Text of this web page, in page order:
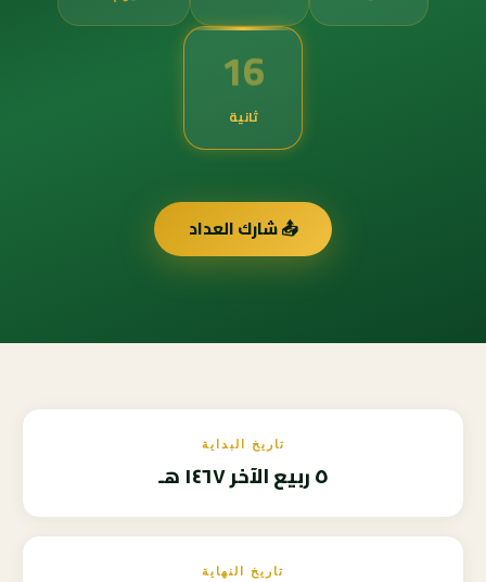
15
ثانية
📤 شارك العداد
تاريخ البداية
٥ ربيع الآخر ١٤٦٧ هـ
تاريخ النهاية